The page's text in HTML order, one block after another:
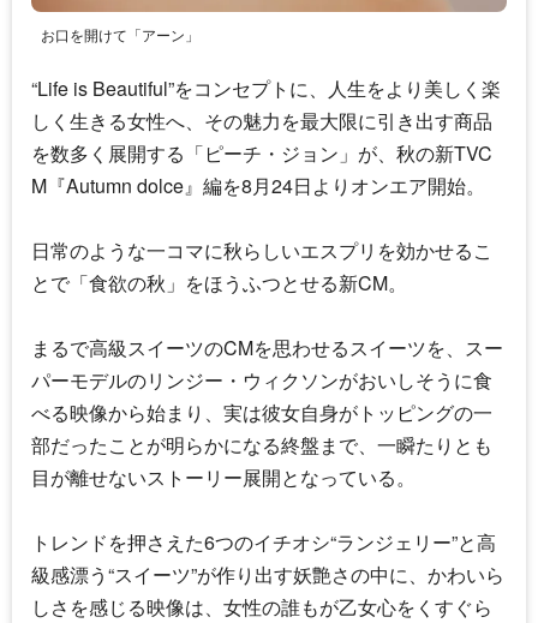
お口を開けて「アーン」
“Life is Beautiful”をコンセプトに、人生をより美しく楽
しく生きる女性へ、その魅力を最大限に引き出す商品
を数多く展開する「ピーチ・ジョン」が、秋の新TVC
M『Autumn dolce』編を8月24日よりオンエア開始。
日常のような一コマに秋らしいエスプリを効かせるこ
とで「食欲の秋」をほうふつとせる新CM。
まるで高級スイーツのCMを思わせるスイーツを、スー
パーモデルのリンジー・ウィクソンがおいしそうに食
べる映像から始まり、実は彼女自身がトッピングの一
部だったことが明らかになる終盤まで、一瞬たりとも
目が離せないストーリー展開となっている。
トレンドを押さえた6つのイチオシ“ランジェリー”と高
級感漂う“スイーツ”が作り出す妖艶さの中に、かわいら
しさを感じる映像は、女性の誰もが乙女心をくすぐら